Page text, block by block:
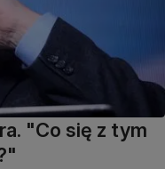
"Co się z tym